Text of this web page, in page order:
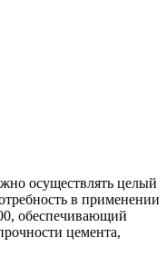
осуществлять целый
в применении
обеспечивающий
цемента,